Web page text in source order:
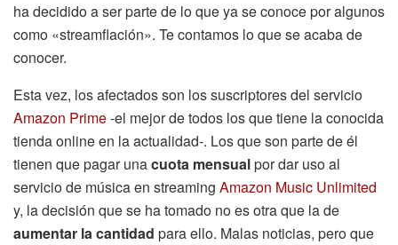
ha decidido a ser parte de lo que ya se conoce por algunos
como «streamflación». Te contamos lo que se acaba de
conocer.
Esta vez, los afectados son los suscriptores del servicio
Amazon Prime-el mejor de todos los que tiene la conocida
tienda online en la actualidad-. Los que son parte de él
tienen que pagar unacuota mensualpor dar uso al
servicio de música en streaming Amazon Music Unlimited
y, la decisión que se ha tomado no es otra que la de
aumentar la cantidad para ello. Malas noticias, pero que